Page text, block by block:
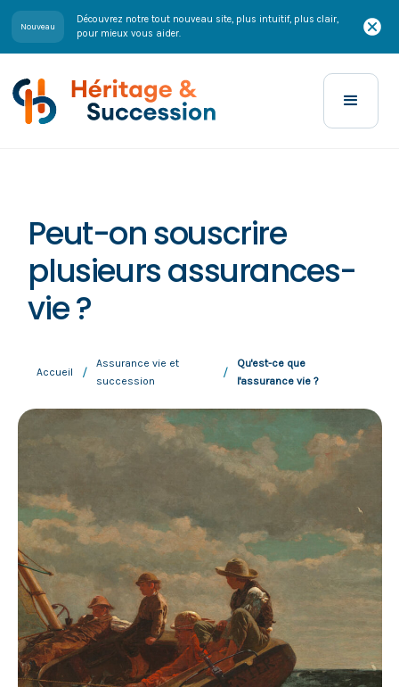
Nouveau
Découvrez notre tout nouveau site, plus intuitif, plus clair,
pour mieux vous aider.
Peut-on souscrire
plusieurs assurances-
vie ?
Accueil /
Assurance vie et
succession
/
Qu'est-ce que
l'assurance vie ?